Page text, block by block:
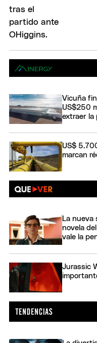
Vicuña
US$250
extraer la
US$
marcan
La nueva
novela
vale la
Jurassic